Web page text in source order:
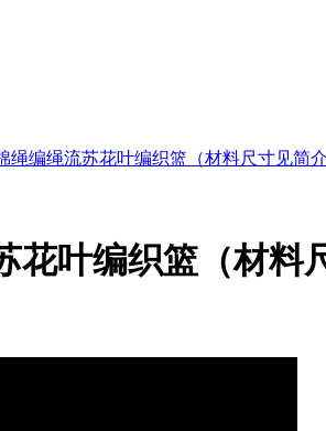
绳编绳流苏花叶编织篮（材料尺寸见简
叶编织篮（材料